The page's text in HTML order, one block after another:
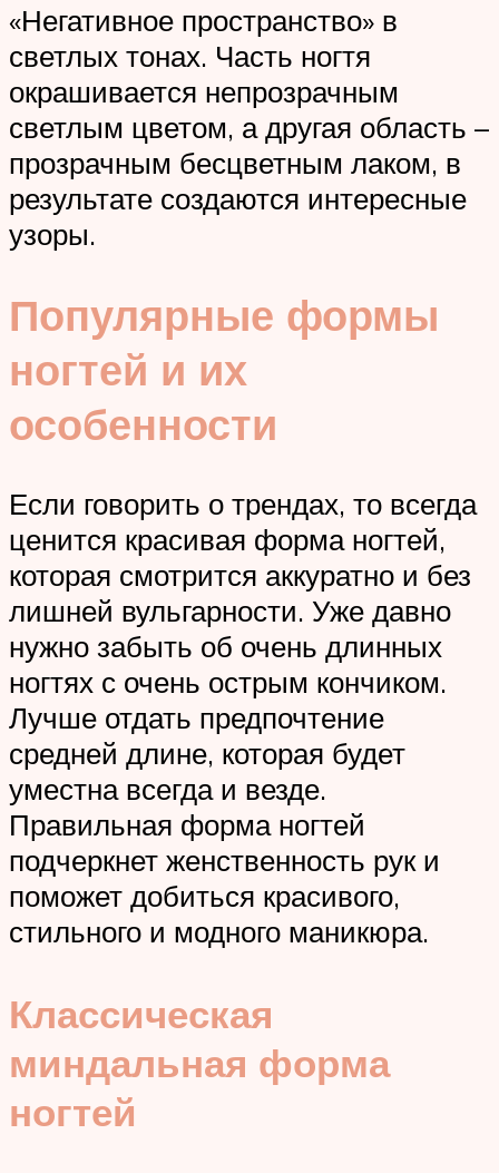
«Негативное пространство» в
светлых тонах. Часть ногтя
окрашивается непрозрачным
светлым цветом, а другая область –
прозрачным бесцветным лаком, в
результате создаются интересные
узоры.
Популярные формы
ногтей и их
особенности
Если говорить о трендах, то всегда
ценится красивая форма ногтей,
которая смотрится аккуратно и без
лишней вульгарности. Уже давно
нужно забыть об очень длинных
ногтях с очень острым кончиком.
Лучше отдать предпочтение
средней длине, которая будет
уместна всегда и везде.
Правильная форма ногтей
подчеркнет женственность рук и
поможет добиться красивого,
стильного и модного маникюра.
Классическая
миндальная форма
ногтей